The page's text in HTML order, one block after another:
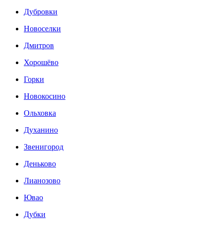
Дубровки
Новоселки
Дмитров
Хорошёво
Горки
Новокосино
Ольховка
Духанино
Звенигород
Деньково
Лианозово
Ювао
Дубки